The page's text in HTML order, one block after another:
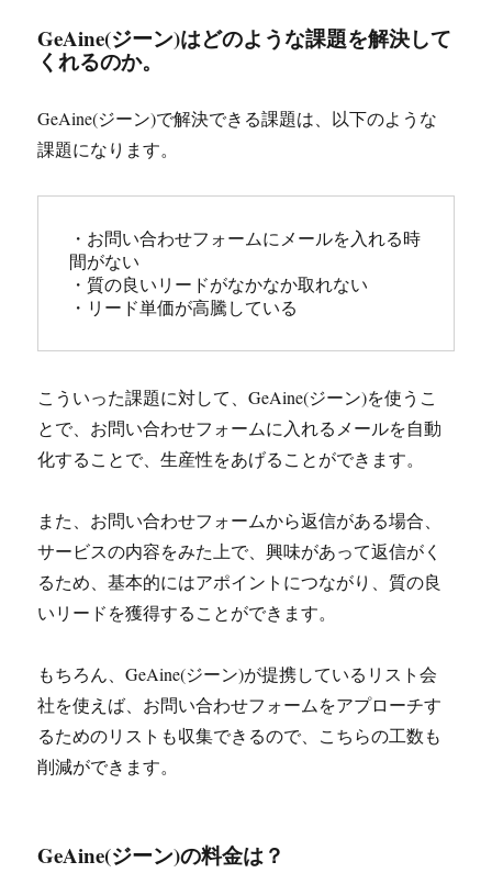
GeAine(ジーン)はどのような課題を解決して
くれるのか。
GeAine(ジーン)で解決できる課題は、以下のような
課題になります。
・お問い合わせフォームにメールを入れる時
間がない
・質の良いリードがなかなか取れない
・リード単価が高騰している
こういった課題に対して、GeAine(ジーン)を使うこ
とで、お問い合わせフォームに入れるメールを自動
化することで、生産性をあげることができます。
また、お問い合わせフォームから返信がある場合、
サービスの内容をみた上で、興味があって返信がく
るため、基本的にはアポイントにつながり、質の良
いリードを獲得することができます。
もちろん、GeAine(ジーン)が提携しているリスト会
社を使えば、お問い合わせフォームをアプローチす
るためのリストも収集できるので、こちらの工数も
削減ができます。
GeAine(ジーン)の料金は？